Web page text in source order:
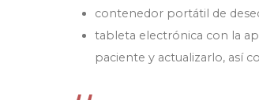
contenedor portátil de
tableta electrónica con la
paciente y actualizarlo, así